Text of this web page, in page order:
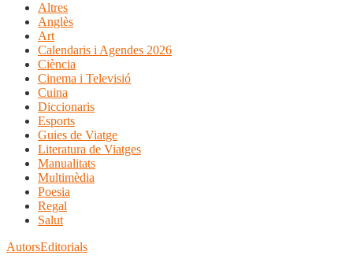
Altres
Anglès
Art
Calendaris i Agendes 2026
Ciència
Cinema i Televisió
Cuina
Diccionaris
Esports
Guies de Viatge
Literatura de Viatges
Manualitats
Multimèdia
Poesia
Regal
Salut
AutorsEditorials